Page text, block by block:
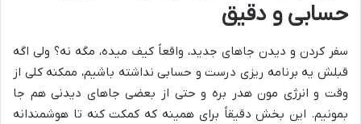
حسابی و دقیق
سفر کردن و دیدن جاهای جدید، واقعاً کیف میده، مگه نه؟ ولی اگه
قبلش یه برنامه ریزی درست و حسابی نداشته باشیم، ممکنه کلی از
وقت و انرژی مون هدر بره و حتی از بعضی جاهای دیدنی هم جا
بمونیم. این بخش دقیقاً برای همینه که کمکت کنه تا هوشمندانه